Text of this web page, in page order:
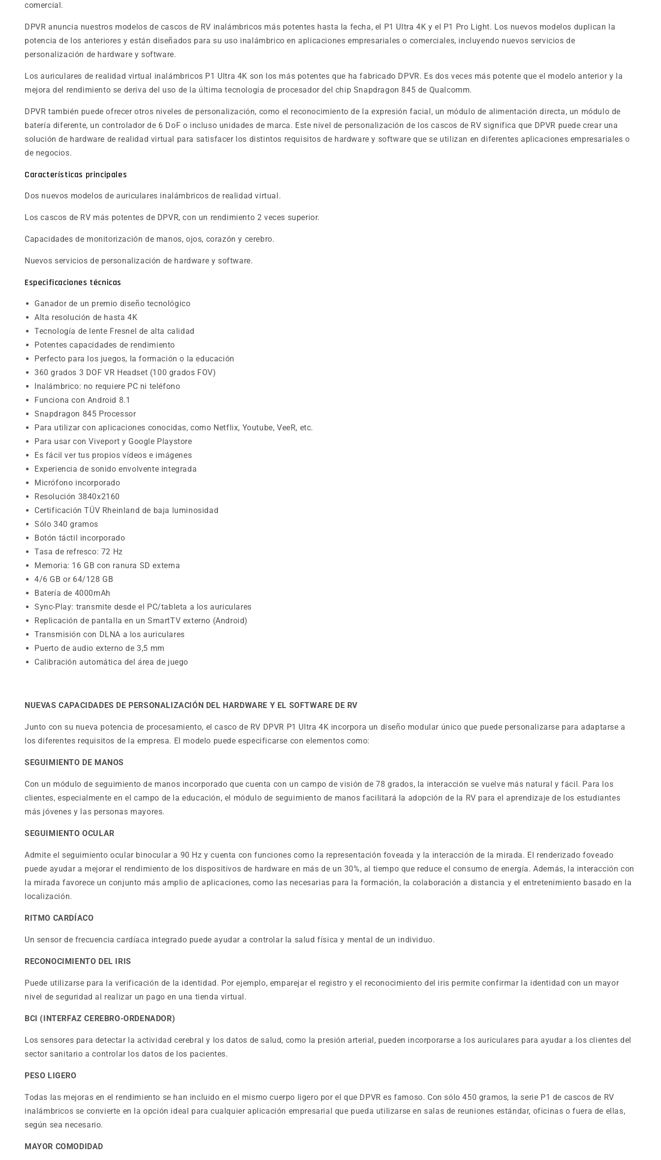
comercial.
DPVR anuncia nuestros modelos de cascos de RV inalámbricos más potentes hasta la fecha, el P1 Ultra 4K y el P1 Pro Light. Los nuevos modelos duplican la
potencia de los anteriores y están diseñados para su uso inalámbrico en aplicaciones empresariales o comerciales, incluyendo nuevos servicios de
personalización de hardware y software.
Los auriculares de realidad virtual inalámbricos P1 Ultra 4K son los más potentes que ha fabricado DPVR. Es dos veces más potente que el modelo anterior y la
mejora del rendimiento se deriva del uso de la última tecnología de procesador del chip Snapdragon 845 de Qualcomm.
DPVR también puede ofrecer otros niveles de personalización, como el reconocimiento de la expresión facial, un módulo de alimentación directa, un módulo de
batería diferente, un controlador de 6 DoF o incluso unidades de marca. Este nivel de personalización de los cascos de RV significa que DPVR puede crear una
solución de hardware de realidad virtual para satisfacer los distintos requisitos de hardware y software que se utilizan en diferentes aplicaciones empresariales o
de negocios.
Características principales
Dos nuevos modelos de auriculares inalámbricos de realidad virtual.
Los cascos de RV más potentes de DPVR, con un rendimiento 2 veces superior.
Capacidades de monitorización de manos, ojos, corazón y cerebro.
Nuevos servicios de personalización de hardware y software.
Especificaciones técnicas
Ganador de un premio diseño tecnológico
Alta resolución de hasta 4K
Tecnología de lente Fresnel de alta calidad
Potentes capacidades de rendimiento
Perfecto para los juegos, la formación o la educación
360 grados 3 DOF VR Headset (100 grados FOV)
Inalámbrico: no requiere PC ni teléfono
Funciona con Android 8.1
Snapdragon 845 Processor
Para utilizar con aplicaciones conocidas, como Netflix, Youtube, VeeR, etc.
Para usar con Viveport y Google Playstore
Es fácil ver tus propios vídeos e imágenes
Experiencia de sonido envolvente integrada
Micrófono incorporado
Resolución 3840x2160
Certificación TÜV Rheinland de baja luminosidad
Sólo 340 gramos
Botón táctil incorporado
Tasa de refresco: 72 Hz
Memoria: 16 GB con ranura SD externa
4/6 GB or 64/128 GB
Batería de 4000mAh
Sync-Play: transmite desde el PC/tableta a los auriculares
Replicación de pantalla en un SmartTV externo (Android)
Transmisión con DLNA a los auriculares
Puerto de audio externo de 3,5 mm
Calibración automática del área de juego
NUEVAS CAPACIDADES DE PERSONALIZACIÓN DEL HARDWARE Y EL SOFTWARE DE RV
Junto con su nueva potencia de procesamiento, el casco de RV DPVR P1 Ultra 4K incorpora un diseño modular único que puede personalizarse para adaptarse a
los diferentes requisitos de la empresa. El modelo puede especificarse con elementos como:
SEGUIMIENTO DE MANOS
Con un módulo de seguimiento de manos incorporado que cuenta con un campo de visión de 78 grados, la interacción se vuelve más natural y fácil. Para los
clientes, especialmente en el campo de la educación, el módulo de seguimiento de manos facilitará la adopción de la RV para el aprendizaje de los estudiantes
más jóvenes y las personas mayores.
SEGUIMIENTO OCULAR
Admite el seguimiento ocular binocular a 90 Hz y cuenta con funciones como la representación foveada y la interacción de la mirada. El renderizado foveado
puede ayudar a mejorar el rendimiento de los dispositivos de hardware en más de un 30%, al tiempo que reduce el consumo de energía. Además, la interacción con
la mirada favorece un conjunto más amplio de aplicaciones, como las necesarias para la formación, la colaboración a distancia y el entretenimiento basado en la
localización.
RITMO CARDÍACO
Un sensor de frecuencia cardíaca integrado puede ayudar a controlar la salud física y mental de un individuo.
RECONOCIMIENTO DEL IRIS
Puede utilizarse para la verificación de la identidad. Por ejemplo, emparejar el registro y el reconocimiento del iris permite confirmar la identidad con un mayor
nivel de seguridad al realizar un pago en una tienda virtual.
BCI (INTERFAZ CEREBRO-ORDENADOR)
Los sensores para detectar la actividad cerebral y los datos de salud, como la presión arterial, pueden incorporarse a los auriculares para ayudar a los clientes del
sector sanitario a controlar los datos de los pacientes.
PESO LIGERO
Todas las mejoras en el rendimiento se han incluido en el mismo cuerpo ligero por el que DPVR es famoso. Con sólo 450 gramos, la serie P1 de cascos de RV
inalámbricos se convierte en la opción ideal para cualquier aplicación empresarial que pueda utilizarse en salas de reuniones estándar, oficinas o fuera de ellas,
según sea necesario.
MAYOR COMODIDAD